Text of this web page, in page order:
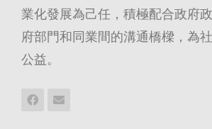
業化發展為己任，積極配合政府
府部門和同業間的溝通橋樑，為
公益。